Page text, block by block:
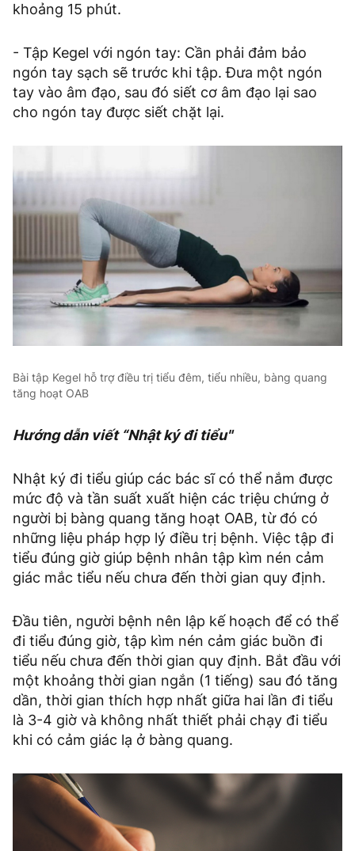
khoảng 15 phút.
- Tập Kegel với ngón tay: Cần phải đảm bảo
ngón tay sạch sẽ trước khi tập. Đưa một ngón
tay vào âm đạo, sau đó siết cơ âm đạo lại sao
cho ngón tay được siết chặt lại.
Bài tập Kegel hỗ trợ điều trị tiểu đêm, tiểu nhiều, bàng quang
tăng hoạt OAB
Hướng dẫn viết “Nhật ký đi tiểu"
Nhật ký đi tiểu giúp các bác sĩ có thể nắm được
mức độ và tần suất xuất hiện các triệu chứng ở
người bị bàng quang tăng hoạt OAB, từ đó có
những liệu pháp hợp lý điều trị bệnh. Việc tập đi
tiểu đúng giờ giúp bệnh nhân tập kìm nén cảm
giác mắc tiểu nếu chưa đến thời gian quy định.
Đầu tiên, người bệnh nên lập kế hoạch để có thể
đi tiểu đúng giờ, tập kìm nén cảm giác buồn đi
tiểu nếu chưa đến thời gian quy định. Bắt đầu với
một khoảng thời gian ngắn (1 tiếng) sau đó tăng
dần, thời gian thích hợp nhất giữa hai lần đi tiểu
là 3-4 giờ và không nhất thiết phải chạy đi tiểu
khi có cảm giác lạ ở bàng quang.